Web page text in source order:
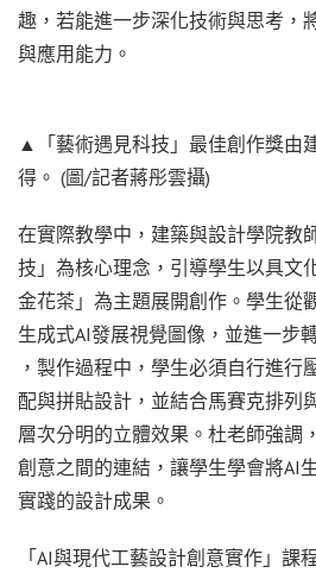
趣，若能進一步深化技術與思考，
與應用能力。
▲「藝術遇見科技」最佳創作獎由
得。 (圖/記者蔣彤雲攝)
在實際教學中，建築與設計學院教
技」為核心理念，引導學生以具文
金花茶」為主題展開創作。學生從
生成式AI發展視覺圖像，並進一步
，製作過程中，學生必須自行進行
配與拼貼設計，並結合馬賽克排列
層次分明的立體效果。杜老師強調
創意之間的連結，讓學生學會將AI
實踐的設計成果。
「AI與現代工藝設計創意實作」課